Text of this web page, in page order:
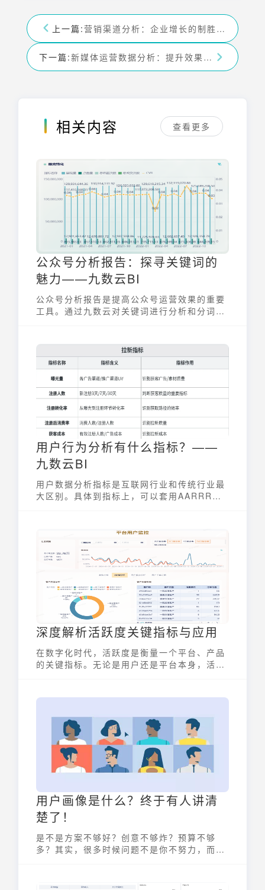
上一篇: 营销渠道分析：企业增长的制胜秘诀，全面解析！
下一篇: 新媒体运营数据分析：提升效果的必备指南
相关内容 查看更多
公众号分析报告：探寻关键词的
魅力——九数云BI
公众号分析报告是提高公众号运营效果的重要
工具。通过九数云对关键词进行分析和分词技
用户行为分析有什么指标？——
九数云BI
用户数据分析指标是互联网行业和传统行业最
大区别。具体到指标上，可以套用AARRR模
深度解析活跃度关键指标与应用
在数字化时代，活跃度是衡量一个平台、产品
的关键指标。无论是用户还是平台本身，活跃
其在不同场景下的应用。
用户画像是什么？终于有人讲清
楚了！
是不是方案不够好？创意不够炸？预算不够
多？其实，很多时候问题不是你不努力，而是